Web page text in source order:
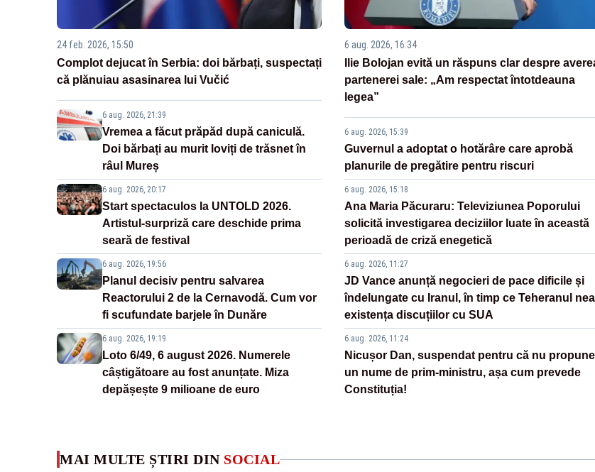
24 feb. 2026, 15:50
Complot dejucat în Serbia: doi bărbați, suspectați
că plănuiau asasinarea lui Vučić
6 aug. 2026, 21:39
Vremea a făcut prăpăd după caniculă.
Doi bărbați au murit loviți de trăsnet în
râul Mureș
6 aug. 2026, 20:17
Start spectaculos la UNTOLD 2026.
Artistul-surpriză care deschide prima
seară de festival
6 aug. 2026, 19:56
Planul decisiv pentru salvarea
Reactorului 2 de la Cernavodă. Cum vor
fi scufundate barjele în Dunăre
6 aug. 2026, 19:19
Loto 6/49, 6 august 2026. Numerele
câștigătoare au fost anunțate. Miza
depășește 9 milioane de euro
6 aug. 2026, 16:34
Ilie Bolojan evită un răspuns clar despre
partenerei sale: „Am respectat întotdeauna
legea”
6 aug. 2026, 15:39
Guvernul a adoptat o hotărâre care aprobă
planurile de pregătire pentru riscuri
6 aug. 2026, 15:18
Ana Maria Păcuraru: Televiziunea Poporului
solicită investigarea deciziilor luate în această
perioadă de criză enegetică
6 aug. 2026, 11:27
JD Vance anunță negocieri de pace dificile și
îndelungate cu Iranul, în timp ce Teheranul
existența discuțiilor cu SUA
6 aug. 2026, 11:24
Nicușor Dan, suspendat pentru că nu propune
un nume de prim-ministru, așa cum prevede
Constituția!
MAI MULTE ȘTIRI DIN SOCIAL